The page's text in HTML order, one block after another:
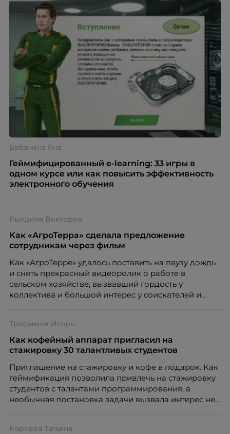
Бабанина Яна
Геймифицированный e-learning: 33 игры в
одном курсе или как повысить эффективность
электронного обучения
Рындина Виктория
Как «АгроТерра» сделала предложение
сотрудникам через фильм
Как «АгроТерре» удалось поставить на паузу дождь
и снять прекрасный видеоролик о работе в
сельском хозяйстве, вызвавший гордость у
коллектива и большой интерес у соискателей и
Трофимов Игорь
Как кофейный аппарат пригласил на
стажировку 30 талантливых студентов
Приглашение на стажировку и кофе в подарок. Как
геймификация позволила привлечь на стажировку
студентов с талантами программирования, а
необычная постановка задачи вызвала интерес не
рассказал Игорь Трофимов, креативный директор
Корнева Татьяна